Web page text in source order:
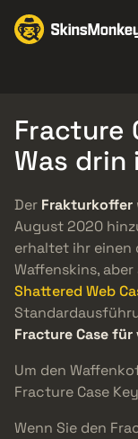
Fracture
Was drin
Der Frakturkoffer
August 2020
erhaltet ihr einen
Waffenskins,
Shattered Web
Fracture Case für
Um den
Fracture Case
Wenn Sie den